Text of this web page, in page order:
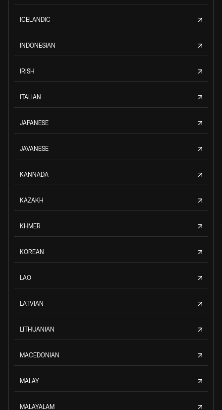
ICELANDIC
INDONESIAN
IRISH
ITALIAN
JAPANESE
JAVANESE
KANNADA
KAZAKH
KHMER
KOREAN
LAO
LATVIAN
LITHUANIAN
MACEDONIAN
MALAY
MALAYALAM